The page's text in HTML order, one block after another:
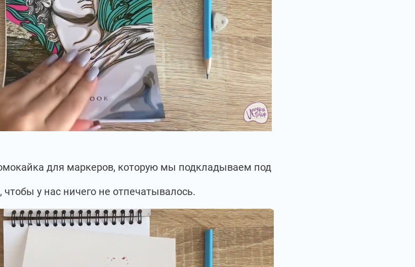
для маркеров, которую мы подкладываем под
чтобы у нас ничего не отпечатывалось.